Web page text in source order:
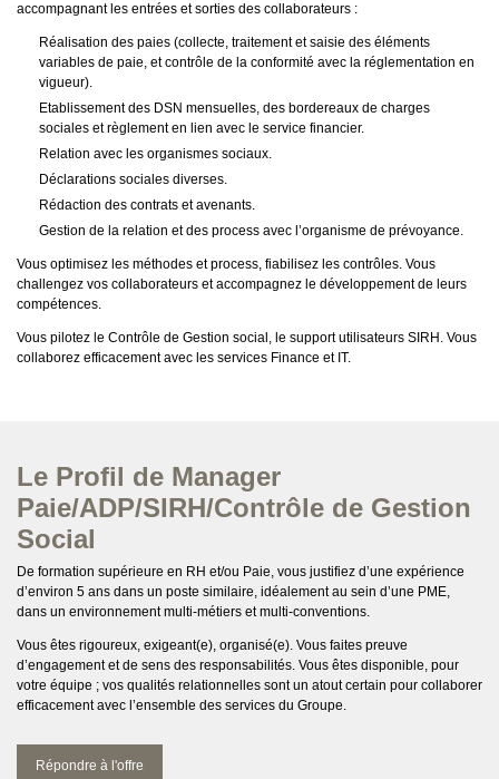
accompagnant les entrées et sorties des collaborateurs :
Réalisation des paies (collecte, traitement et saisie des éléments
variables de paie, et contrôle de la conformité avec la réglementation en
vigueur).
Etablissement des DSN mensuelles, des bordereaux de charges
sociales et règlement en lien avec le service financier.
Relation avec les organismes sociaux.
Déclarations sociales diverses.
Rédaction des contrats et avenants.
Gestion de la relation et des process avec l’organisme de prévoyance.
Vous optimisez les méthodes et process, fiabilisez les contrôles. Vous
challengez vos collaborateurs et accompagnez le développement de leurs
compétences.
Vous pilotez le Contrôle de Gestion social, le support utilisateurs SIRH. Vous
collaborez efficacement avec les services Finance et IT.
Le Profil de Manager
Paie/ADP/SIRH/Contrôle de Gestion
Social
De formation supérieure en RH et/ou Paie, vous justifiez d’une expérience
d’environ 5 ans dans un poste similaire, idéalement au sein d’une PME,
dans un environnement multi-métiers et multi-conventions.
Vous êtes rigoureux, exigeant(e), organisé(e). Vous faites preuve
d’engagement et de sens des responsabilités. Vous êtes disponible, pour
votre équipe ; vos qualités relationnelles sont un atout certain pour collaborer
efficacement avec l’ensemble des services du Groupe.
Répondre à l'offre